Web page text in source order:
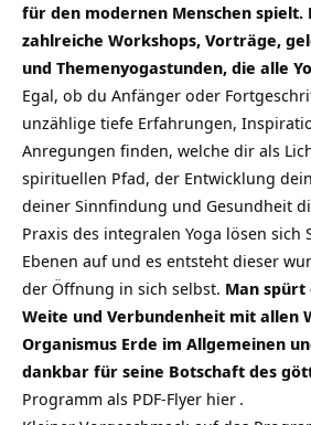
für den modernen Menschen spielt.
zahlreiche Workshops, Vorträge,
und Themenyogastunden, die alle
Egal, ob du Anfänger oder
unzählige tiefe Erfahrungen,
Anregungen finden, welche dir als
spirituellen Pfad, der Entwicklung
deiner Sinnfindung und Gesundheit
Praxis des integralen Yoga lösen sich
Ebenen auf und es entsteht dieser
der Öffnung in sich selbst. Man spürt
Weite und Verbundenheit mit allen
Organismus Erde im Allgemeinen
dankbar für seine Botschaft des
Programm als PDF-Flyer hier .